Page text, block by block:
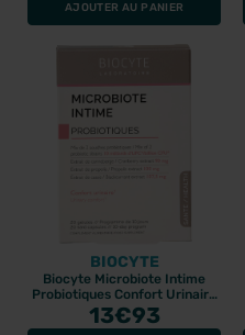
AJOUTER AU PANIER
BIOCYTE
Biocyte Microbiote Intime
Probiotiques Confort Urinaire
20 gélules
13€93